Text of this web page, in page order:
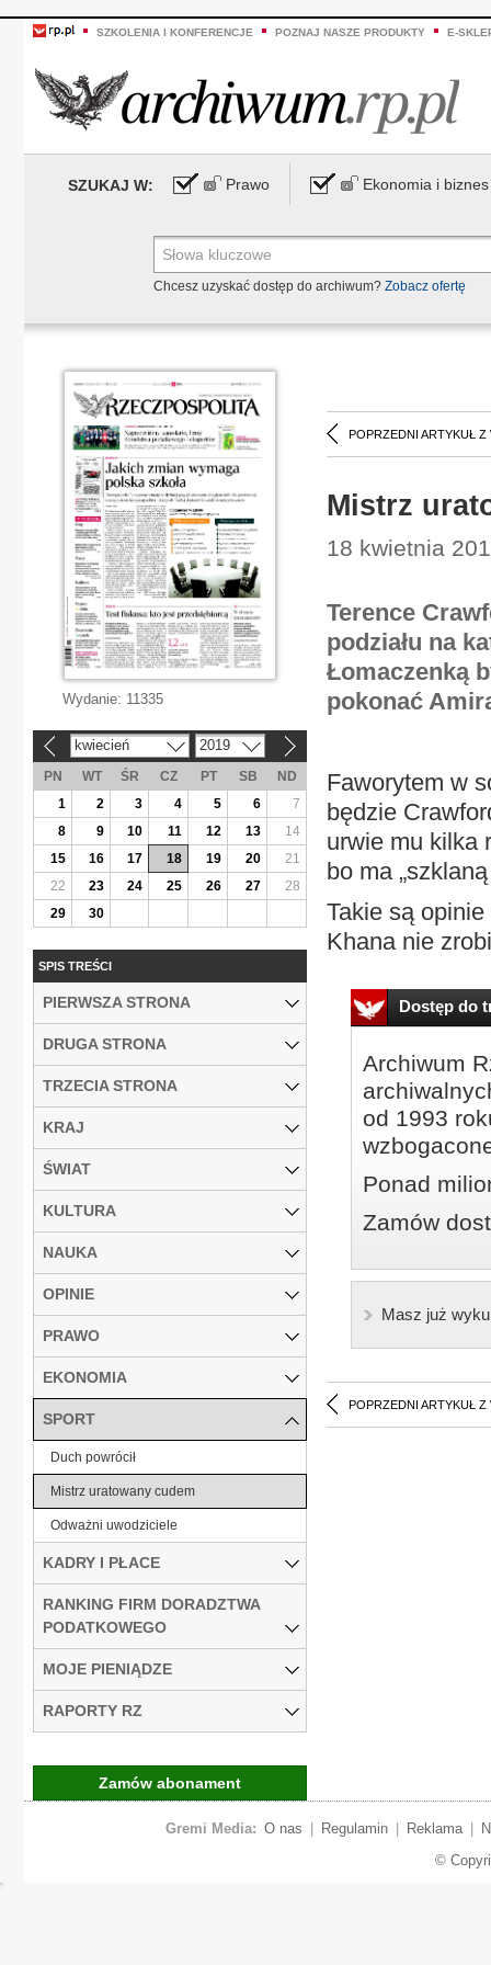
SZKOLENIA I KONFERENCJE POZNAJ NASZE PRODUKTY E-
SZUKAJ W: Prawo Ekonomia i biznes
Chcesz uzyskać dostęp do archiwum? Zobacz ofertę
POPRZEDNI ARTYKUŁ Z
Mistrz
18 kwietnia
Terence
podziału na
Łomaczenką
pokonać
Faworytem w
będzie
urwie mu kilka
bo ma
Takie są
Khana nie
Dostęp do
Archiwum
od 1993
Ponad
Zamów
Masz już
POPRZEDNI ARTYKUŁ Z
Wydanie: 11335
kwiecień 2019
PN WT ŚR CZ PT SB
ND
1
2 3 4 5 6
7
8
9 10 11 12 13
14
15
16 17 18 19 20
21
22
23 24 25 26 27
28
29
30
SPIS TREŚCI
PIERWSZA STRONA
DRUGA STRONA
TRZECIA STRONA
KRAJ
ŚWIAT
KULTURA
NAUKA
OPINIE
PRAWO
EKONOMIA
SPORT
Duch powrócił
Mistrz uratowany cudem
Odważni uwodziciele
KADRY I PŁACE
RANKING FIRM DORADZTWA
PODATKOWEGO
MOJE PIENIĄDZE
RAPORTY RZ
Zamów abonament
Gremi Media: O nas Regulamin Reklama
©